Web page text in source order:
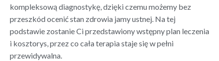
kompleksową diagnostykę, dzięki czemu możemy bez
przeszkód ocenić stan zdrowia jamy ustnej. Na tej
podstawie zostanie Ci przedstawiony wstępny plan leczenia
i kosztorys, przez co cała terapia staje się w pełni
przewidywalna.